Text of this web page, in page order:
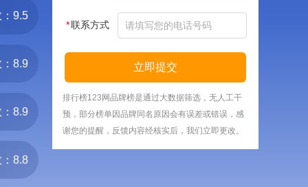
9.5
8.9
8.9
8.8
*联系方式
立即提交
排行榜123网品牌榜是通过大数据筛选，无人工干
预，部分榜单因品牌同名原因会有误差或错误，感
谢您的提醒，反馈内容经核实后，我们立即更改。